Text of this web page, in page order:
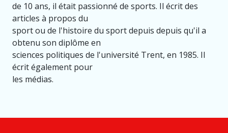
de 10 ans, il était passionné de sports. Il écrit des
articles à propos du
sport ou de l'histoire du sport depuis depuis qu'il a
obtenu son diplôme en
sciences politiques de l'université Trent, en 1985. Il
écrit également pour
les médias.